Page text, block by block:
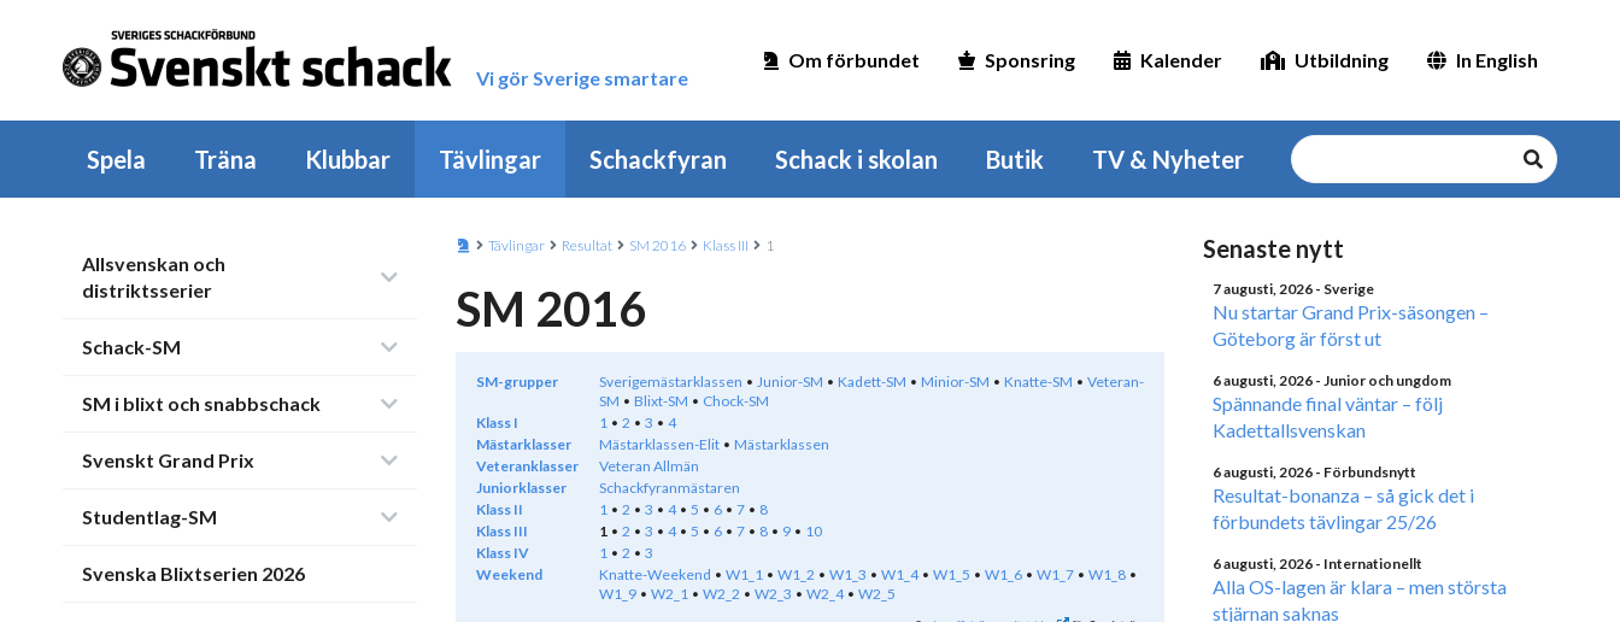
Vi gör Sverige smartare
Om förbundet Sponsring Kalender Utbildning In English
Spela Träna Klubbar Tävlingar Schackfyran Schack i skolan Butik TV & Nyheter
Allsvenskan och
distriktsserier
Schack-SM
SM i blixt och snabbschack
Svenskt Grand Prix
Studentlag-SM
Svenska Blixtserien 2026
Tävlingar Resultat SM 2016 Klass III 1
SM 2016
SM-grupper Sverigemästarklassen Junior-SM Kadett-SM Minior-SM Knatte-SM
Veteran-
SM
Blixt-SM
Chock-SM
Klass I
1 2 3
4
Mästarklasser
Mästarklassen-Elit
Mästarklassen
Veteranklasser
Veteran Allmän
Juniorklasser
Schackfyranmästaren
Klass II
1 2 3 4 5 6 7
8
Klass III
1 2 3 4 5 6 7 8 9
10
Klass IV
1 2
3
Weekend
Knatte-Weekend W1_1 W1_2 W1_3 W1_4 W1_5 W1_6 W1_7
W1_8
W1_9
W2_1 W2_2 W2_3 W2_4 W2_5
Senaste nytt
7 augusti, 2026 - Sverige
Nu startar Grand Prix-säsongen –
Göteborg är först ut
6 augusti, 2026 - Junior och ungdom
Spännande final väntar – följ
Kadettallsvenskan
6 augusti, 2026 - Förbundsnytt
Resultat-bonanza – så gick det i
förbundets tävlingar 25/26
6 augusti, 2026 - Internationellt
Alla OS-lagen är klara – men största
stjärnan saknas